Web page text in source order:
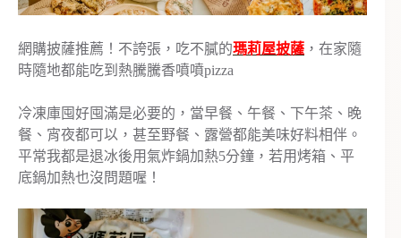
網購披薩推薦！不誇張，吃不膩的瑪莉屋披薩 ，在家隨
時隨地都能吃到熱騰騰香噴噴pizza
冷凍庫囤好囤滿是必要的，當早餐、午餐、下午茶、晚
餐、宵夜都可以，甚至野餐、露營都能美味好料相伴。
平常我都是退冰後用氣炸鍋加熱5分鐘，若用烤箱、平
底鍋加熱也沒問題喔！